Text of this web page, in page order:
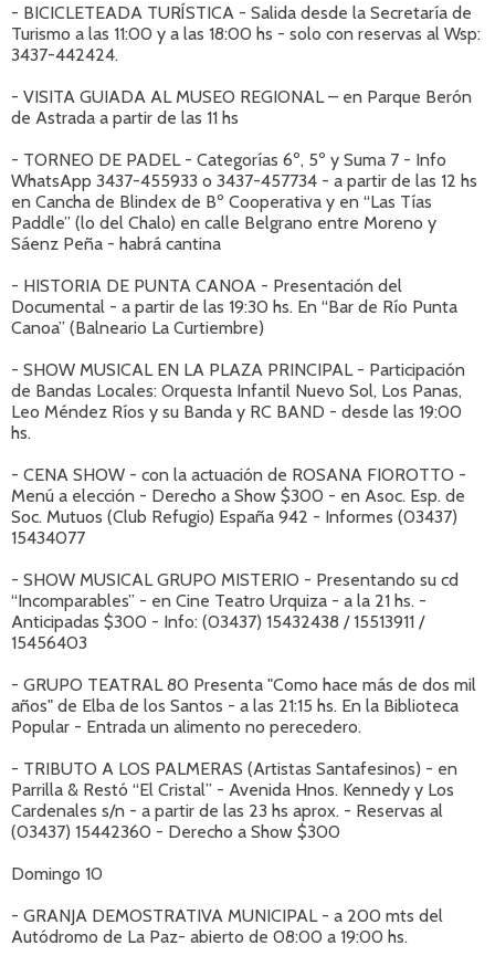
- BICICLETEADA TURÍSTICA - Salida desde la Secretaría de
Turismo a las 11:00 y a las 18:00 hs - solo con reservas al Wsp:
3437-442424.
- VISITA GUIADA AL MUSEO REGIONAL – en Parque Berón
de Astrada a partir de las 11 hs
- TORNEO DE PADEL - Categorías 6º, 5º y Suma 7 - Info
WhatsApp 3437-455933 o 3437-457734 - a partir de las 12 hs
en Cancha de Blindex de Bº Cooperativa y en “Las Tías
Paddle” (lo del Chalo) en calle Belgrano entre Moreno y
Sáenz Peña - habrá cantina
- HISTORIA DE PUNTA CANOA - Presentación del
Documental - a partir de las 19:30 hs. En “Bar de Río Punta
Canoa” (Balneario La Curtiembre)
- SHOW MUSICAL EN LA PLAZA PRINCIPAL - Participación
de Bandas Locales: Orquesta Infantil Nuevo Sol, Los Panas,
Leo Méndez Ríos y su Banda y RC BAND - desde las 19:00
hs.
- CENA SHOW - con la actuación de ROSANA FIOROTTO -
Menú a elección - Derecho a Show $300 - en Asoc. Esp. de
Soc. Mutuos (Club Refugio) España 942 - Informes (03437)
15434077
- SHOW MUSICAL GRUPO MISTERIO - Presentando su cd
“Incomparables” - en Cine Teatro Urquiza - a la 21 hs. -
Anticipadas $300 - Info: (03437) 15432438 / 15513911 /
15456403
- GRUPO TEATRAL 80 Presenta "Como hace más de dos mil
años" de Elba de los Santos - a las 21:15 hs. En la Biblioteca
Popular - Entrada un alimento no perecedero.
- TRIBUTO A LOS PALMERAS (Artistas Santafesinos) - en
Parrilla & Restó “El Cristal” - Avenida Hnos. Kennedy y Los
Cardenales s/n - a partir de las 23 hs aprox. - Reservas al
(03437) 15442360 - Derecho a Show $300
Domingo 10
- GRANJA DEMOSTRATIVA MUNICIPAL - a 200 mts del
Autódromo de La Paz- abierto de 08:00 a 19:00 hs.